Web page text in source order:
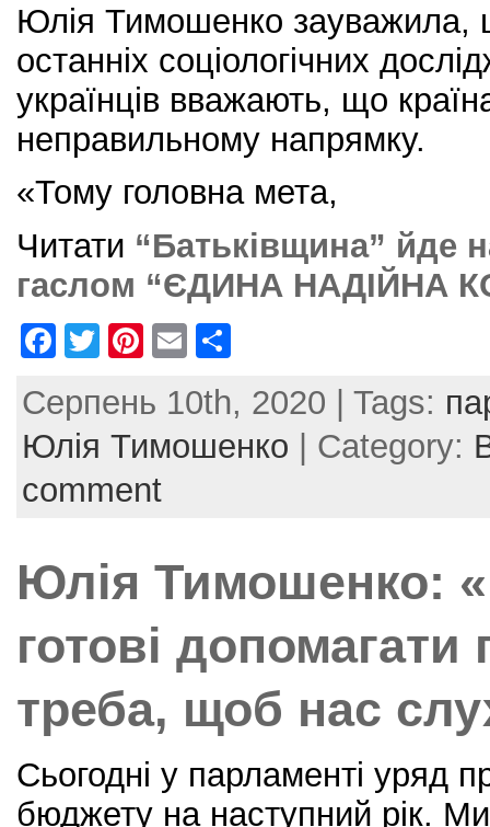
Юлія Тимошенко зауважила,
останніх соціологічних
українців вважають, що
неправильному напрямку.
«Тому головна мета,
Читати “Батьківщина” йде
гаслом “ЄДИНА НАДІЙНА
F
c
e
b
k
T
itt
er
Pi
er
e
st
E
ai
l
ar
e
Серпень 10th, 2020 | Tags:
Юлія Тимошенко | Category:
comment
Юлія Тимошенко:
готові
треба, щоб нас
Сьогодні у парламенті уряд
бюджету на наступний рік.